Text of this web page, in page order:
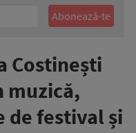
Costinești
muzică,
de festival și